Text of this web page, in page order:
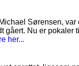
Sørensen, var
gåert. Nu er pokaler
her...